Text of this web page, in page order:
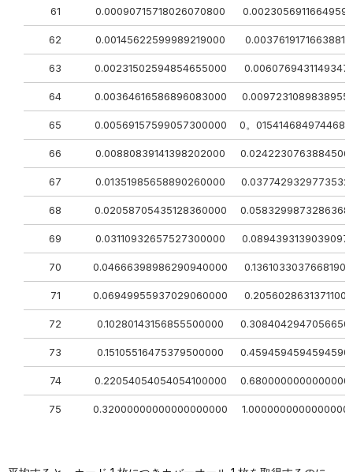
61 0.00090715718026070800
62 0.00145622599989219000
63 0.00231502594854655000
64 0.00364616586896083000
65 0.00569157599057300000 0。
66 0.00880839141398202000
67 0.01351985658890260000
68 0.02058705435128360000
69 0.03110932657527300000
70 0.04666398986290940000
71 0.06949955937029060000
72 0.10280143156855500000
73 0.15105516475379500000
74 0.22054054054054100000
75 0.32000000000000000000